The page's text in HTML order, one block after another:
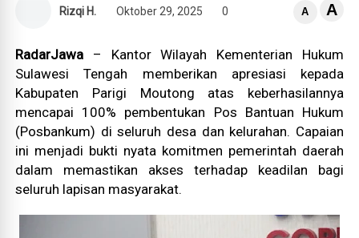
Rizqi H. Oktober 29, 2025 0 A A
RadarJawa – Kantor Wilayah Kementerian Hukum
Sulawesi Tengah memberikan apresiasi kepada
Kabupaten Parigi Moutong atas keberhasilannya
mencapai 100% pembentukan Pos Bantuan Hukum
(Posbankum) di seluruh desa dan kelurahan. Capaian
ini menjadi bukti nyata komitmen pemerintah daerah
dalam memastikan akses terhadap keadilan bagi
seluruh lapisan masyarakat.